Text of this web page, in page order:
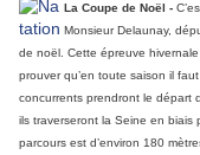
La Coupe de Noël -
Monsieur Delaunay,
de noël. Cette épreuve
prouver qu’en toute saison il
concurrents prendront le départ
ils traverseront la Seine en biais
parcours est d’environ 180